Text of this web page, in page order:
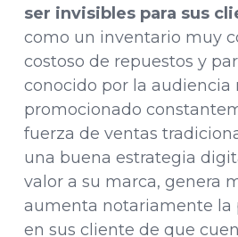
ser invisibles para sus
como un inventario muy
costoso de repuestos y
conocido por la audiencia
promocionado
fuerza de ventas
una buena estrategia
valor a su marca, genera
aumenta notariamente la
en sus cliente de que